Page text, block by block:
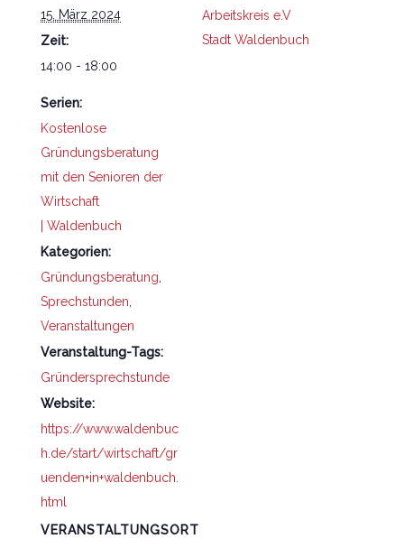
15. März 2024
Zeit:
14:00 - 18:00
Serien:
Kostenlose
Gründungsberatung
mit den Senioren der
Wirtschaft
| Waldenbuch
Kategorien:
Gründungsberatung,
Sprechstunden,
Veranstaltungen
Veranstaltung-Tags:
Gründersprechstunde
Website:
https://www.waldenbuc
h.de/start/wirtschaft/gr
uenden+in+waldenbuch.
html
VERANSTALTUNGSORT
Arbeitskreis e.V
Stadt Waldenbuch